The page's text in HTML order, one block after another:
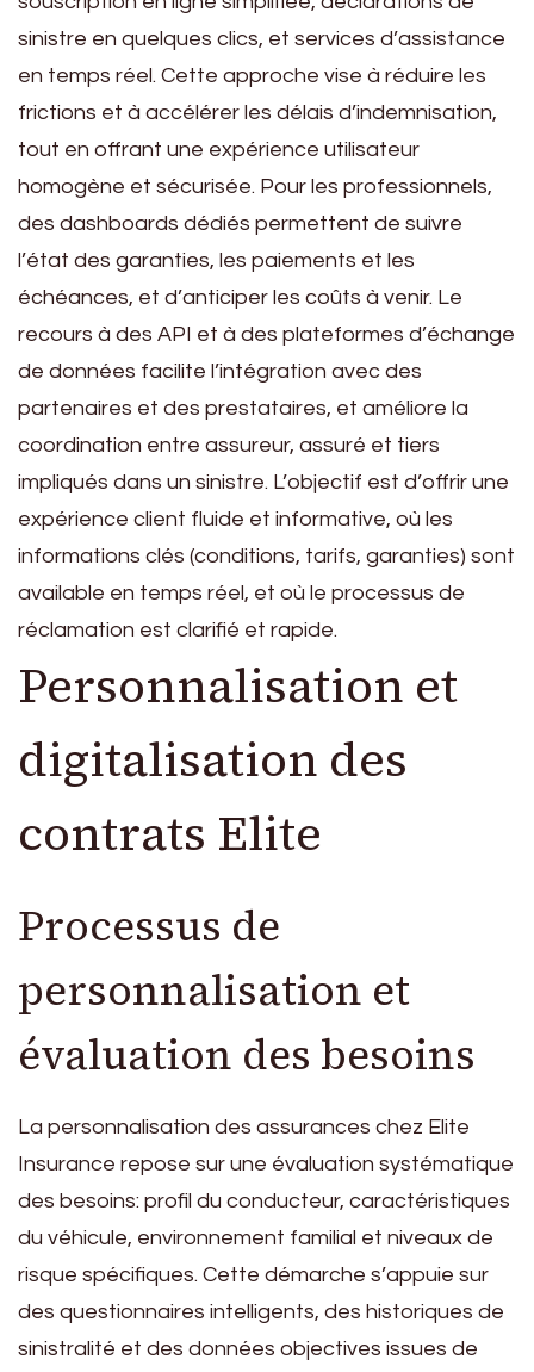
sinistre en quelques clics, et services d’assistance
en temps réel. Cette approche vise à réduire les
frictions et à accélérer les délais d’indemnisation,
tout en offrant une expérience utilisateur
homogène et sécurisée. Pour les professionnels,
des dashboards dédiés permettent de suivre
l’état des garanties, les paiements et les
échéances, et d’anticiper les coûts à venir. Le
recours à des API et à des plateformes d’échange
de données facilite l’intégration avec des
partenaires et des prestataires, et améliore la
coordination entre assureur, assuré et tiers
impliqués dans un sinistre. L’objectif est d’offrir une
expérience client fluide et informative, où les
informations clés (conditions, tarifs, garanties) sont
available en temps réel, et où le processus de
réclamation est clarifié et rapide.
Personnalisation et
digitalisation des
contrats Elite
Processus de
personnalisation et
évaluation des besoins
La personnalisation des assurances chez Elite
Insurance repose sur une évaluation systématique
des besoins: profil du conducteur, caractéristiques
du véhicule, environnement familial et niveaux de
risque spécifiques. Cette démarche s’appuie sur
des questionnaires intelligents, des historiques de
sinistralité et des données objectives issues de